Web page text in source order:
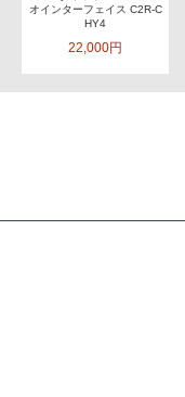
オインターフェイス C2R-C
HY4
22,000円